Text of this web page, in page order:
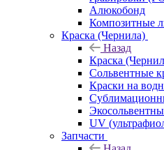
Алюкобонд
Композитные
Краска (Чернила)
Назад
Краска
Сольвентные
Краски на
UV
Запчасти